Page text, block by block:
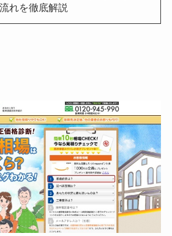
流れを徹底解説